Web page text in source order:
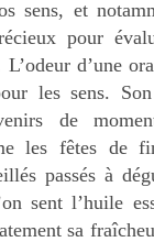
sens, et
pour
d’une
les sens.
de
les fêtes de
passés à
sent l’huile
sa